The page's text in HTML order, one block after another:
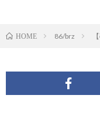
HOME 86/brz